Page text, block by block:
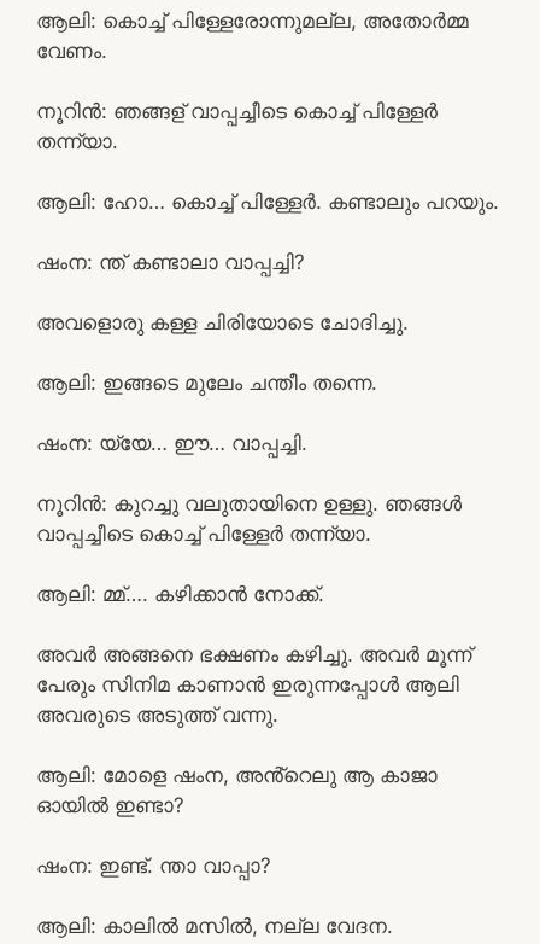
ആലി: കൊച്ച് പിള്ളേരോന്നുമല്ല, അതോർമ്മ
വേണം.
നൂറിൻ: ഞങ്ങള് വാപ്പച്ചീടെ കൊച്ച് പിള്ളേർ
തന്ന്യാ.
ആലി: ഹോ… കൊച്ച് പിള്ളേർ. കണ്ടാലും പറയും.
ഷംന: ന്ത്‌ കണ്ടാലാ വാപ്പച്ചി?
അവളൊരു കള്ള ചിരിയോടെ ചോദിച്ചു.
ആലി: ഇങ്ങടെ മുലേം ചന്തീം തന്നെ.
ഷംന: യ്യേ… ഈ… വാപ്പച്ചി.
നൂറിൻ: കുറച്ചു വലുതായിനെ ഉള്ളു. ഞങ്ങൾ
വാപ്പച്ചീടെ കൊച്ച് പിള്ളേർ തന്ന്യാ.
ആലി: മ്മ്…. കഴിക്കാൻ നോക്ക്.
അവർ അങ്ങനെ ഭക്ഷണം കഴിച്ചു. അവർ മൂന്ന്
പേരും സിനിമ കാണാൻ ഇരുന്നപ്പോൾ ആലി
അവരുടെ അടുത്ത് വന്നു.
ആലി: മോളെ ഷംന, അൻ്റെലു ആ കാജാ
ഓയിൽ ഇണ്ടാ?
ഷംന: ഇണ്ട്. ന്താ വാപ്പാ?
ആലി: കാലിൽ മസിൽ, നല്ല വേദന.